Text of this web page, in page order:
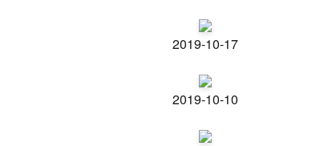
2019-10-17
2019-10-10